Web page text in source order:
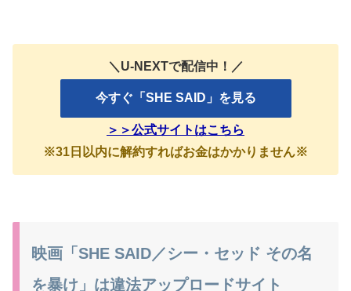
＼U-NEXTで配信中！／
今すぐ「SHE SAID」を見る
＞＞公式サイトはこちら
※31日以内に解約すればお金はかかりません※
映画「SHE SAID／シー・セッド その名
を暴け」は違法アップロードサイト